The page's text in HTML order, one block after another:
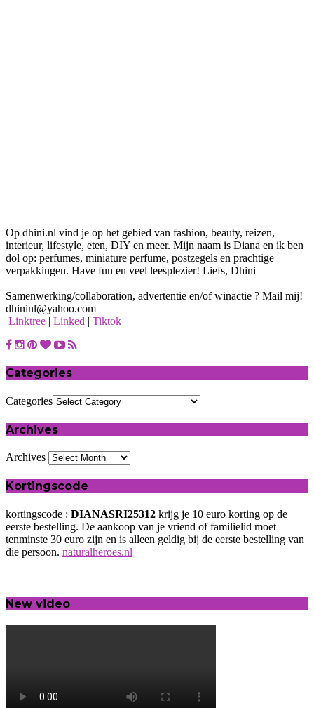
Op dhini.nl vind je op het gebied van fashion, beauty, reizen,
interieur, lifestyle, eten, DIY en meer. Mijn naam is Diana en ik ben
dol op: perfumes, miniature perfume, postzegels en prachtige
verpakkingen. Have fun en veel leesplezier! Liefs, Dhini
Samenwerking/collaboration, advertentie en/of winactie ? Mail mij!
dhininl@yahoo.com
Linktree | Linked | Tiktok
Categories
Categories
Archives
Archives
Kortingscode
kortingscode : DIANASRI25312 krijg je 10 euro korting op de
eerste bestelling. De aankoop van je vriend of familielid moet
tenminste 30 euro zijn en is alleen geldig bij de eerste bestelling van
die persoon. naturalheroes.nl
New video